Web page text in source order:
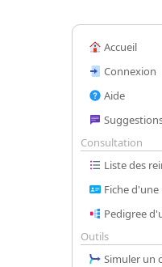
Accueil
Connexion
Aide
Consultation
Liste des
Fiche d'une
Pedigree
Outils
Simuler un